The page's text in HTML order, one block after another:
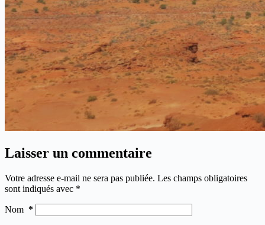
Laisser un commentaire
Votre adresse e-mail ne sera pas publiée. Les champs obligatoires
sont indiqués avec *
Nom *